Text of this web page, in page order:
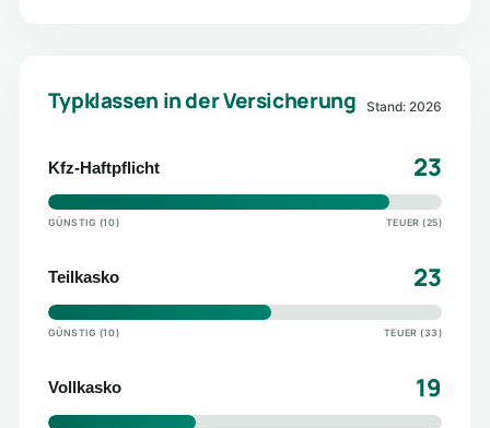
Typklassen in der Versicherung Stand: 2026
Kfz-Haftpflicht 23
GÜNSTIG (10) TEUER (25)
Teilkasko 23
GÜNSTIG (10) TEUER (33)
Vollkasko 19